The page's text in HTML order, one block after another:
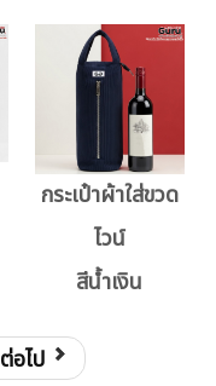
กระเป๋าผ้าใส่ขวด
ไวน์
สีน้ำเงิน
ต่อไป